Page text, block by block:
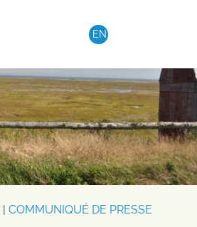
EN
COMMUNIQUÉ DE PRESSE